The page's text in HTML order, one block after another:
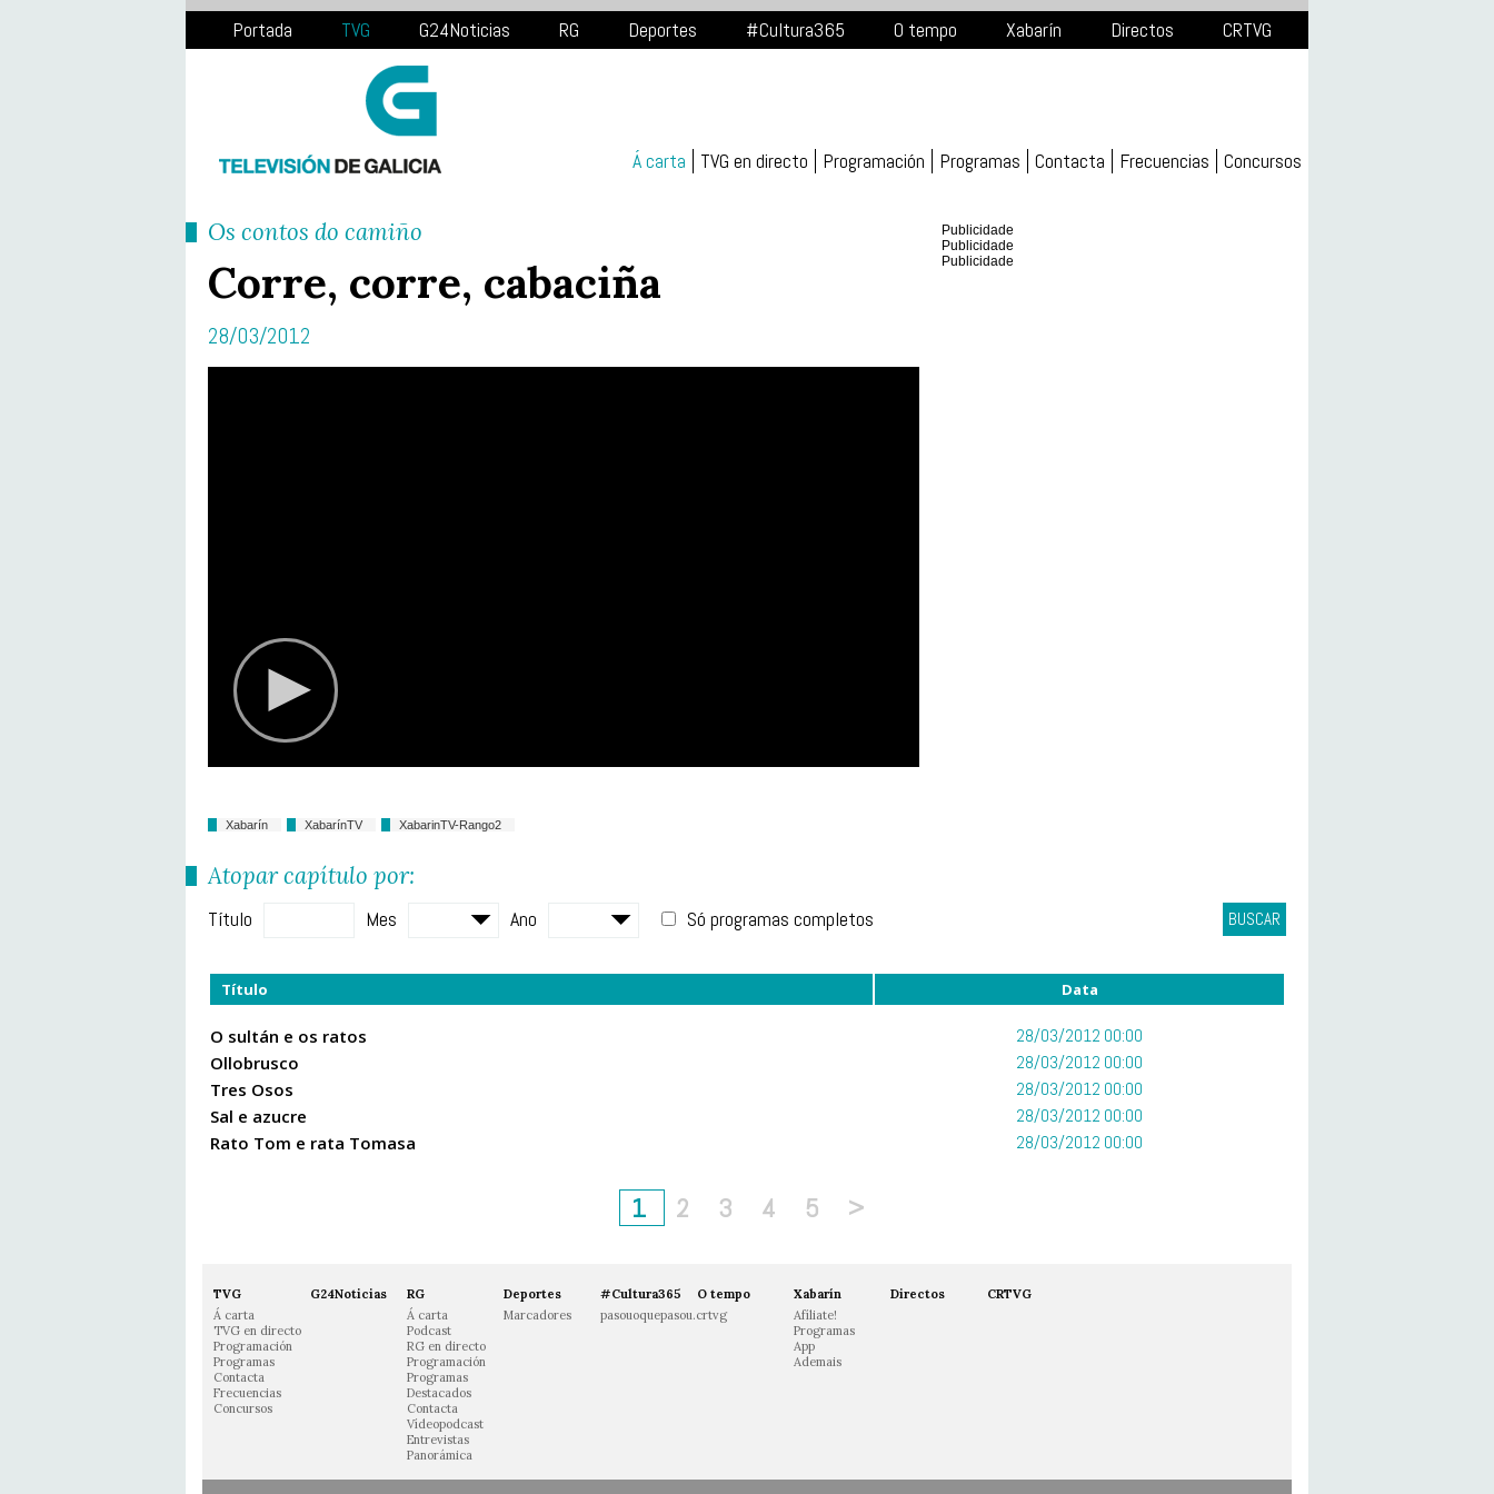
Portada TVG G24Noticias RG Deportes #Cultura365 O tempo Xabarín Directos CRTVG
Á carta TVG en directo Programación Programas Contacta Frecuencias Concursos
Os contos do camiño
Corre, corre, cabaciña
28/03/2012
Xabarín XabarínTV XabarinTV-Rango2
Publicidade
Publicidade
Publicidade
Atopar capítulo por:
Título Mes Ano Só programas completos BUSCAR
Título Data
O sultán e os ratos 28/03/2012 00:00
Ollobrusco 28/03/2012 00:00
Tres Osos 28/03/2012 00:00
Sal e azucre 28/03/2012 00:00
Rato Tom e rata Tomasa 28/03/2012 00:00
1 2 3 4 5 >
TVG
Á carta
TVG en directo
Programación
Programas
Contacta
Frecuencias
Concursos
G24Noticias
RG
Á carta
Podcast
RG en directo
Programación
Programas
Destacados
Contacta
Vídeopodcast
Entrevistas
Panorámica
Deportes
Marcadores
#Cultura365
pasouoquepasou.crtvg
O tempo
Xabarín
Afíliate!
Programas
App
Ademais
Directos CRTVG